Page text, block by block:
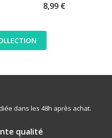
8,99 €
dans les 48h après achat.
qualité